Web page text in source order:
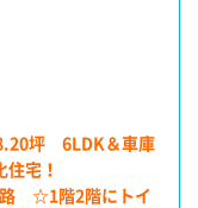
坪 6LDK＆車庫
住宅！
☆1階2階にトイ